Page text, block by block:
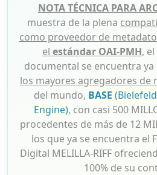
NOTA TÉCNICA PARA
muestra de la plena
como proveedor de
el estándar OAI-PMH,
documental se encuentra ya
los mayores agregadores de
del mundo, BASE
Engine), con casi 500
procedentes de más de 12
los que ya se encuentra el
Digital MELILLA-RIFF
100% de su